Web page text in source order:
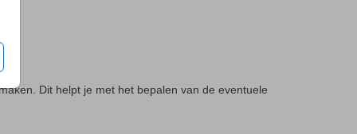
Dit helpt je met het bepalen van de eventuele